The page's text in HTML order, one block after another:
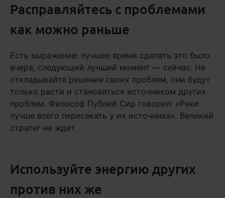
Расправляйтесь с проблемами
как можно раньше
Есть выражение: лучшее время сделать это было
вчера, следующий лучший момент — сейчас. Не
откладывайте решение своих проблем, они будут
только расти и становиться источником других
проблем. Философ Публий Сир говорил: «Реки
лучше всего пересекать у их источника». Великий
стратег не ждет.
Используйте энергию других
против них же